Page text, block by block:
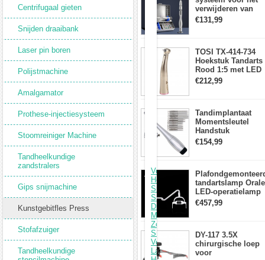
Centrifugaal gieten
Snijden draaibank
Laser pin boren
Polijstmachine
Amalgamator
Prothese-injectiesysteem
Stoomreiniger Machine
Tandheelkundige
zandstralers
Gips snijmachine
Kunstgebitfles Press
Stofafzuiger
Tandheelkundige
verwijderen van
gebroken vijlen
€131,99
TOSI TX-414-734
Hoekstuk Tandarts
Rood 1:5 met LED
Licht Mini hoofd
€212,99
Tandimplantaat
Momentsleutel
Handstuk
Universele met 12
Schroevendraaiers
€154,99
tandartslamp Orale
LED-operatielamp
6 LED-lens met
€457,99
DY-117 3.5X
chirurgische loep
voor
Enkele
compressor
Tandtechnisch
Model:
JT-
Hoofdmateriaal:
Brutogewicht:
2,5
Vorige: Tandheelkundige
Hoge
Snelheids
Snijpolijstende
Draaibank
Motorboring
Zonder
Snijkop
Volgende: Tandheelkundige
Lab